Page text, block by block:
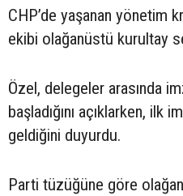
CHP’de yaşanan yönetim
ekibi olağanüstü kurultay
Özel, delegeler arasında
başladığını açıklarken, ilk
geldiğini duyurdu.
Parti tüzüğüne göre